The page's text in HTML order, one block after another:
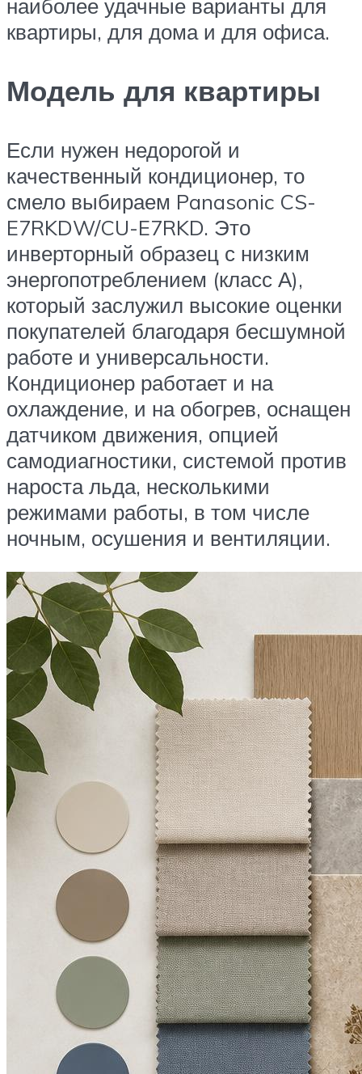
наиболее удачные варианты для
квартиры, для дома и для офиса.
Модель для квартиры
Если нужен недорогой и
качественный кондиционер, то
смело выбираем Panasonic CS-
E7RKDW/CU-E7RKD. Это
инверторный образец с низким
энергопотреблением (класс А),
который заслужил высокие оценки
покупателей благодаря бесшумной
работе и универсальности.
Кондиционер работает и на
охлаждение, и на обогрев, оснащен
датчиком движения, опцией
самодиагностики, системой против
нароста льда, несколькими
режимами работы, в том числе
ночным, осушения и вентиляции.